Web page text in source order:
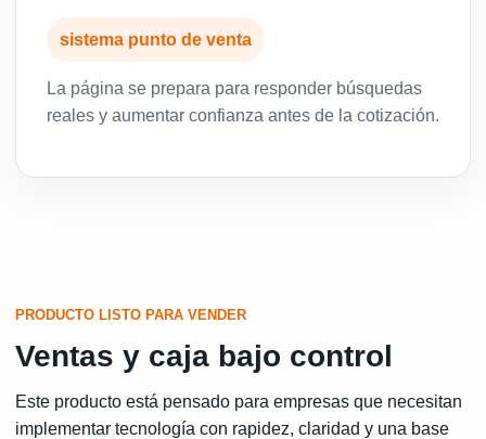
sistema punto de venta
La página se prepara para responder búsquedas
reales y aumentar confianza antes de la cotización.
PRODUCTO LISTO PARA VENDER
Ventas y caja bajo control
Este producto está pensado para empresas que necesitan
implementar tecnología con rapidez, claridad y una base